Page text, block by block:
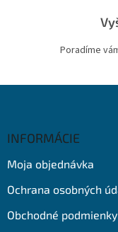
Poradíme
INFORMÁCIE
Moja objednávka
Ochrana osobných
Obchodné podmienky